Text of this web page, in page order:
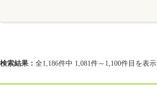
検索結果： 全1,186件中 1,081件～1,100件目を表示